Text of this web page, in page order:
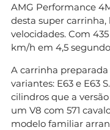
AMG Performance
desta super carrinha,
velocidades. Com
km/h em 4,5
A carrinha
variantes: E63 e E63
cilindros que a
um V8 com 571
modelo familiar